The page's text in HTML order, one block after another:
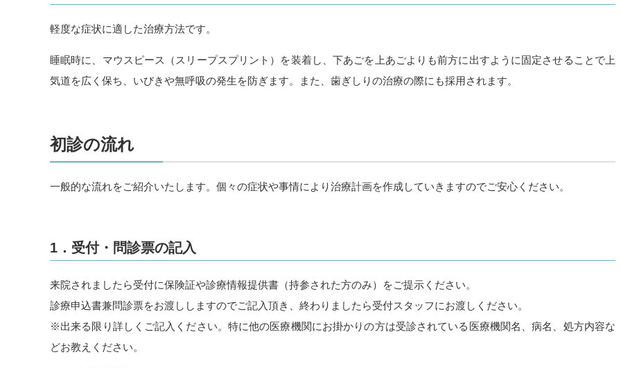
軽度な症状に適した治療方法です。
睡眠時に、マウスピース（スリープスプリント）を装着し、下あごを上あごよりも前方に出すように固定させることで上
気道を広く保ち、いびきや無呼吸の発生を防ぎます。また、歯ぎしりの治療の際にも採用されます。
初診の流れ
一般的な流れをご紹介いたします。個々の症状や事情により治療計画を作成していきますのでご安心ください。
1．受付・問診票の記入
来院されましたら受付に保険証や診療情報提供書（持参された方のみ）をご提示ください。
診療申込書兼問診票をお渡ししますのでご記入頂き、終わりましたら受付スタッフにお渡しください。
※出来る限り詳しくご記入ください。特に他の医療機関にお掛かりの方は受診されている医療機関名、病名、処方内容な
どお教えください。